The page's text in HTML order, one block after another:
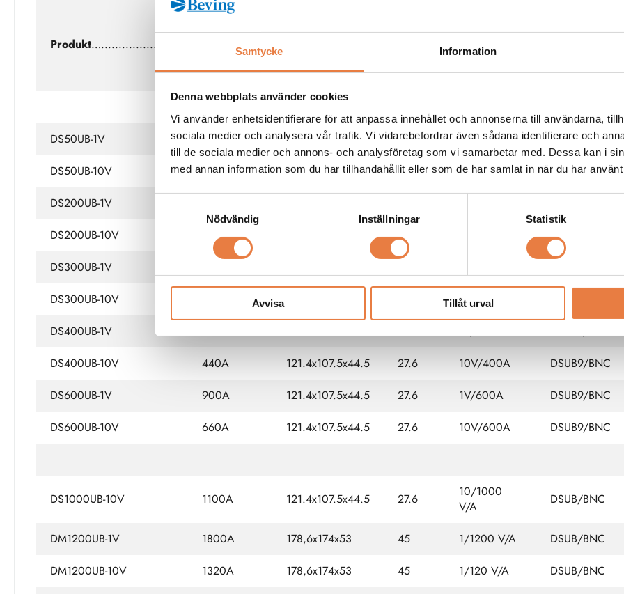
Samtycke Information
Denna webbplats använder cookies
Vi använder enhetsidentifierare för att anpassa innehållet och annonserna till användarna,
sociala medier och analysera vår trafik. Vi vidarebefordrar även sådana identifierare och
till de sociala medier och annons- och analysföretag som vi samarbetar med. Dessa kan i
med annan information som du har tillhandahållit eller som de har samlat in när du har
Nödvändig
Inställningar Statistik
Avvisa Tillåt urval
Produkt….....................
Peak &
DC
current vid
grader.
Storlek i
D(mm)
Ratio
Utgång /
DS50UB-1V 150A 121.4x107.5x44.5 27.6 1V/50A
DSUB9/BNC
DS50UB-10V
55A 121.4x107.5x44.5 27.6 10V/50A
DSUB9/BNC
DS200UB-1V
DS200UB-10V
220A 27.6
DSUB9/BNC
DS300UB-1V
DS300UB-10V
10V/300A
DS400UB-1V
DS400UB-10V
440A 121.4x107.5x44.5 27.6 10V/400A
DSUB9/BNC
DS600UB-1V
900A 121.4x107.5x44.5 27.6 1V/600A
DSUB9/BNC
DS600UB-10V
660A 121.4x107.5x44.5 27.6 10V/600A DSUB9/BNC
DS1000UB-10V 1100A 121.4x107.5x44.5 27.6
10/1000
V/A
DSUB/BNC
DM1200UB-1V 1800A 178,6x174x53 45 1/1200 V/A
DSUB/BNC
DM1200UB-10V
1320A 178,6x174x53 45 1/120 V/A
DSUB/BNC